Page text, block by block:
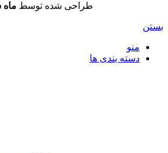
طراحی شده توسط
بستن
منو
دسته بندی ها